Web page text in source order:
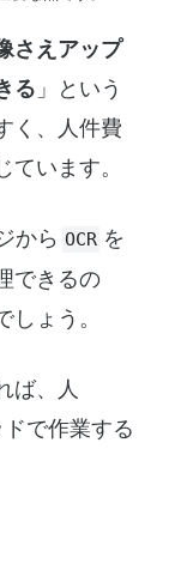
さえアップ
る 」という
く、人件費
います。
から OCR を
できるの
ょう。
ば、人
で作業する